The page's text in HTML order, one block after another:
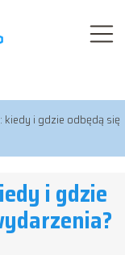
kiedy i gdzie odbędą się
i gdzie